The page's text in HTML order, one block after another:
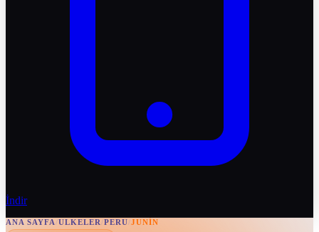
İndir
ANA SAYFA/ULKELER/PERU/JUNÍN